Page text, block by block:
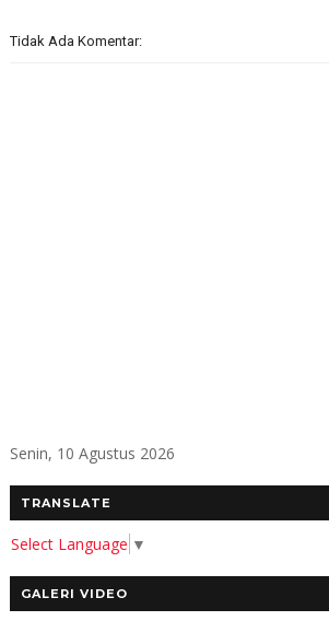
Tidak Ada Komentar:
Senin, 10 Agustus 2026
TRANSLATE
Select Language ▼
GALERI VIDEO